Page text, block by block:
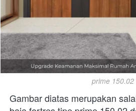
prime 150.02
Gambar diatas merupakan